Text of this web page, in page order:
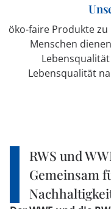
öko-faire Produkte
Menschen
Lebensqualität
RWS und
Gemeinsam